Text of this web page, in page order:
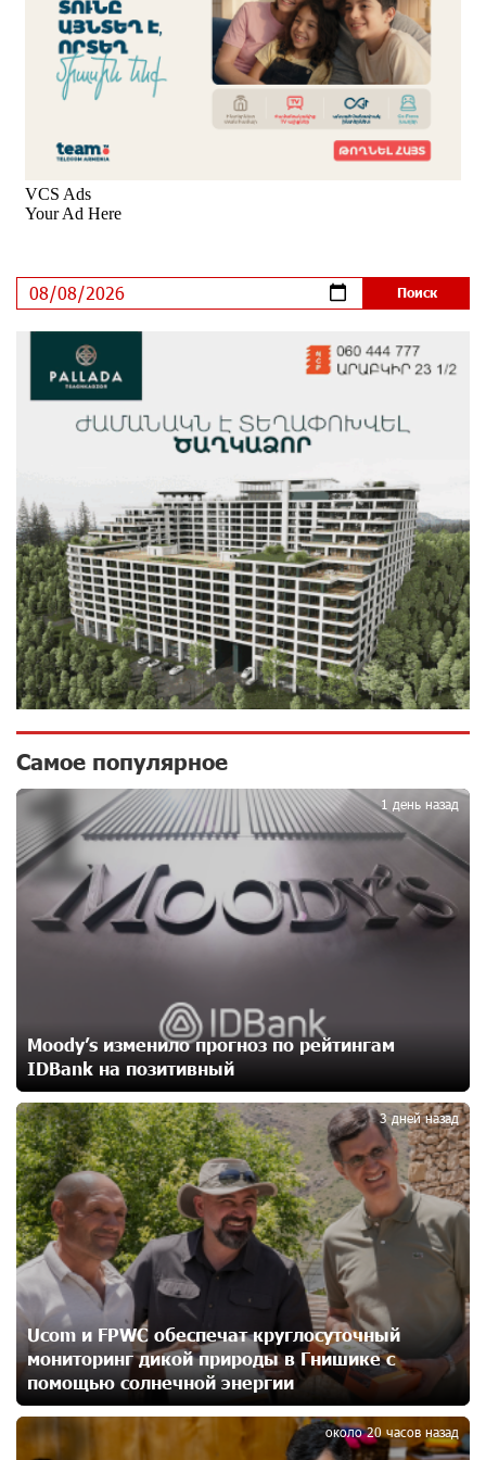
8 дней назад
Если Израиль использует тему Геноцида армян
против Эрдогана, то что для него значит сам
8 дней назад
ВТБ (Армения): вклад «Стабильный» — до 10%
годовых и оформление в мобильном приложении
Платформа Rate.Trading на Seaside Startup Summit:
IDBank представил инновационное решение
9 дней назад
Состоялось открытие Khachaturian Rooftop при
поддержке IDBank
Пашинян ты упустил свой шанс уйти спокойно.
Аршак Карапетян
11 дней назад
Обновленный Центр продаж и обслуживания Ucom
открылся по адресу ул. Шаумяна, 24/2 в Арарате
11 дней назад
независимого Азербайджана. Аршак Карапетян
11 дней назад
Бывший премьер-министр Словакии обратился к
президенту страны с просьбой содействовать
освобождению армянских заключенных,
осужденных в Азербайджане
Против кого вооружается Азербайджан? Аршак
Карапетян
16 дней назад
При поддержке Ucom в спортивной школе Вайка
установлена солнечная электростанция мощностью
15 кВт
16 дней назад
Новые финансовые навыки на «Давидбекских
играх»: Idram&IDBank
16 дней назад
Кругом война. А вас вводят в заблуждение. Аршак
Карапетян
Самое популярное
Moody’s изменило прогноз по рейтингам
IDBank на позитивный
1 день назад
1
Ucom и FPWC обеспечат круглосуточный
мониторинг дикой природы в Гнишике с
помощью солнечной энергии
3 дней назад
2
около 20 часов назад